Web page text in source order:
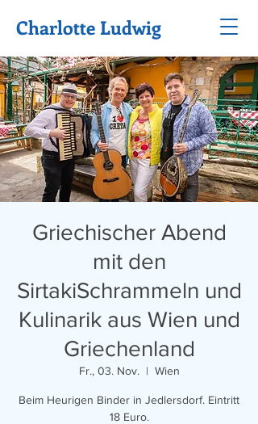
Charlotte Ludwig
Griechischer Abend
mit den
SirtakiSchrammeln und
Kulinarik aus Wien und
Griechenland
Fr., 03. Nov.
  |
Wien
Beim Heurigen Binder in Jedlersdorf. Eintritt
18 Euro.